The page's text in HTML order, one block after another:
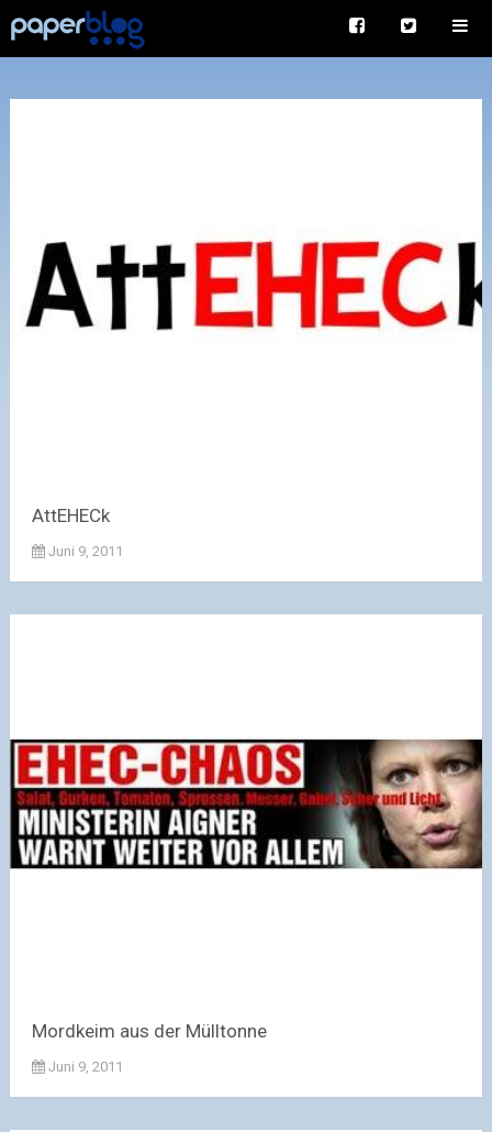
AttEHECk
Juni 9, 2011
Mordkeim aus der Mülltonne
Juni 9, 2011